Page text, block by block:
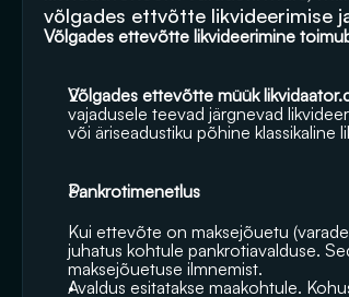
võlgades ettvõtte likvideerimise
Võlgades ettevõtte likvideerimine
Võlgades ettevõtte müük
vajadusele teevad järgnevad
või äriseadustiku põhine klassikaline
Pankrotimenetlus
Kui ettevõte on maksejõuetu
juhatus kohtule pankrotiavalduse.
maksejõuetuse ilmnemist.
Avaldus esitatakse maakohtule.